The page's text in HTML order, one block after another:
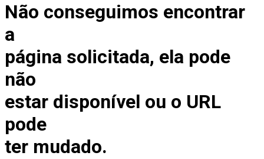
Não conseguimos encontrar
a
página solicitada, ela pode
não
estar disponível ou o URL
pode
ter mudado.